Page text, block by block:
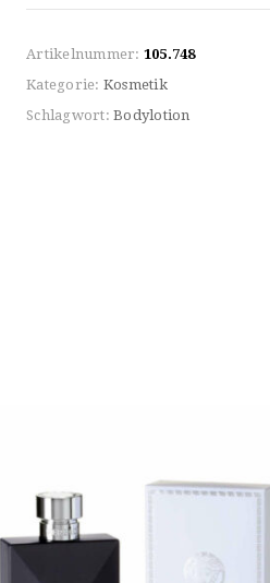
Artikelnummer: 105.748
Kategorie: Kosmetik
Schlagwort: Bodylotion